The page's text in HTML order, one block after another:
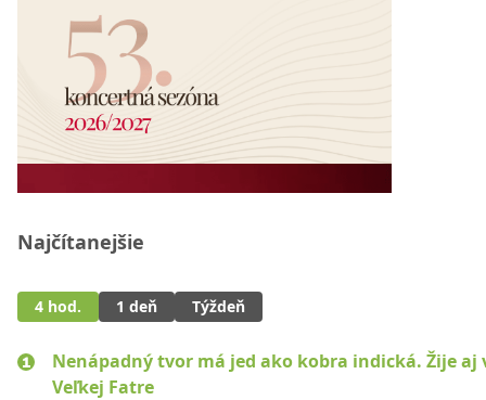
Najčítanejšie
4 hod. 1 deň Týždeň
Nenápadný tvor má jed ako kobra indická. Žije aj
Veľkej Fatre